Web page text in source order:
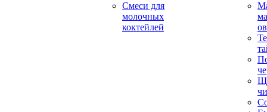
Смеси для
молочных
коктейлей